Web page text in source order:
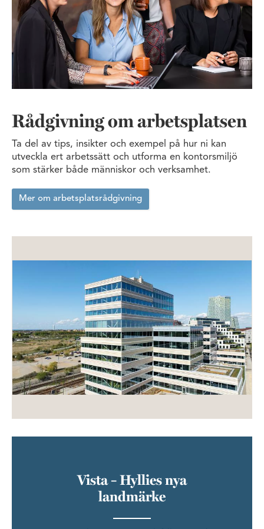
Rådgivning om arbetsplatsen
Ta del av tips, insikter och exempel på hur ni kan
utveckla ert arbetssätt och utforma en kontorsmiljö
som stärker både människor och verksamhet.
Mer om arbetsplatsrådgivning
Vista – Hyllies nya
landmärke